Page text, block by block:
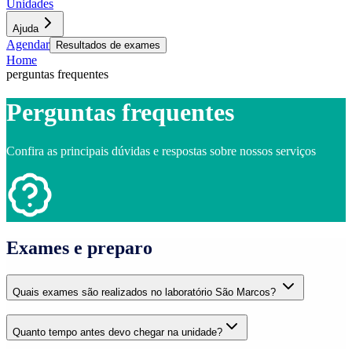
Unidades
Ajuda
Agendar Resultados de exames
Home
perguntas frequentes
Perguntas frequentes
Confira as principais dúvidas e respostas sobre nossos serviços
Exames e preparo
Quais exames são realizados no laboratório São Marcos?
Quanto tempo antes devo chegar na unidade?